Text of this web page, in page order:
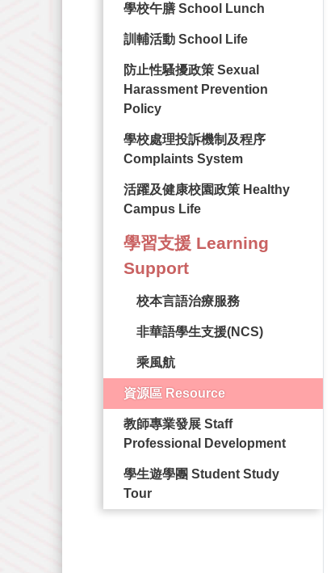
學校午膳 School Lunch
訓輔活動 School Life
防止性騷擾政策 Sexual
Harassment Prevention
Policy
學校處理投訴機制及程序
Complaints System
活躍及健康校園政策 Healthy
Campus Life
學習支援 Learning
Support
校本言語治療服務
非華語學生支援(NCS)
乘風航
資源區 Resource
教師專業發展 Staff
Professional Development
學生遊學團 Student Study
Tour